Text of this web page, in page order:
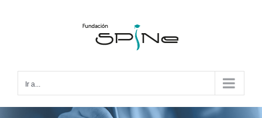
Ir a...